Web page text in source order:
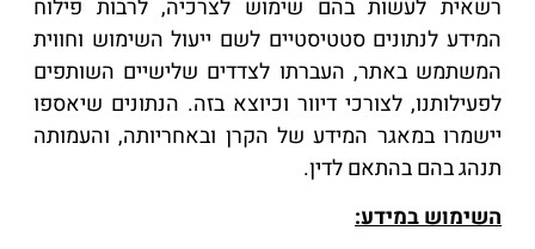
רשאית לעשות בהם שימוש לצרכיה, לרבות פילוח
המידע לנתונים סטטיסטיים לשם ייעול השימוש וחווית
המשתמש באתר, העברתו לצדדים שלישיים השותפים
לפעילותנו, לצורכי דיוור וכיוצא בזה. הנתונים שיאספו
יישמרו במאגר המידע של הקרן ובאחריותה, והעמותה
תנהג בהם בהתאם לדין.
השימוש במידע: